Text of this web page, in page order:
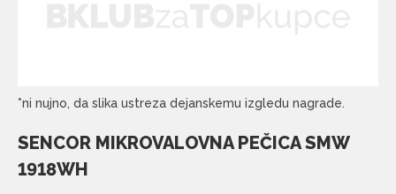
*ni nujno, da slika ustreza dejanskemu izgledu nagrade.
SENCOR MIKROVALOVNA PEČICA SMW
1918WH